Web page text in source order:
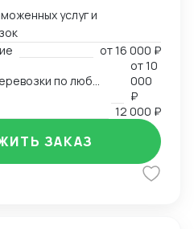
услуг и
от16 000 ₽
Международные грузоперевозки по любым маршрутам и любыми видами транспорта
от10
000
₽
12 000 ₽
ЗАКАЗ